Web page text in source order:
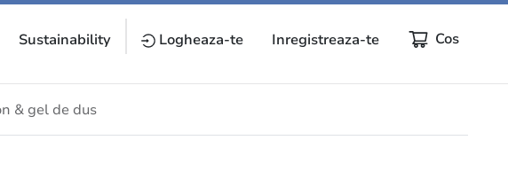
Sustainability Logheaza-te Inregistreaza-te Cos
& gel de dus